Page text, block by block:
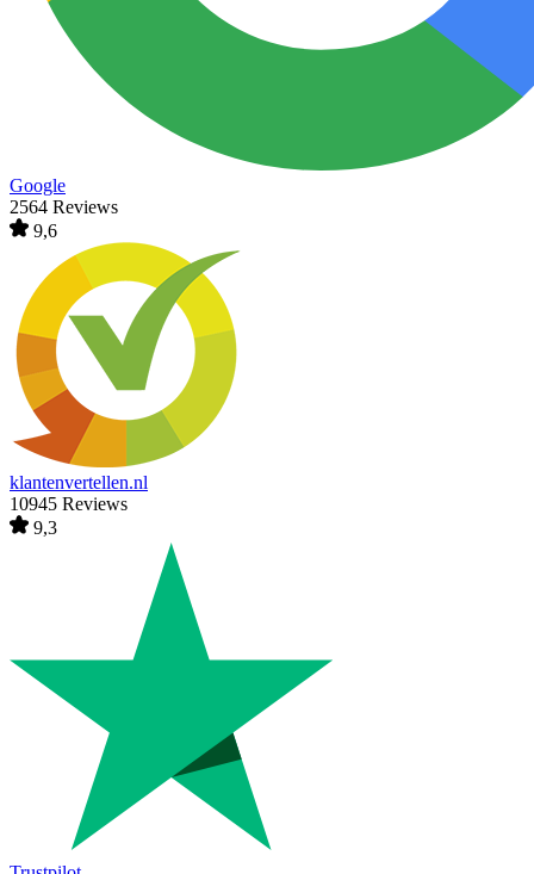
Google
2564 Reviews
9,6
klantenvertellen.nl
10945 Reviews
9,3